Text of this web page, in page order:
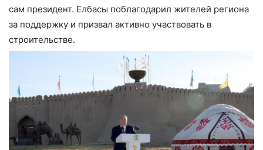
сам президент. Елбасы поблагодарил жителей региона
за поддержку и призвал активно участвовать в
строительстве.